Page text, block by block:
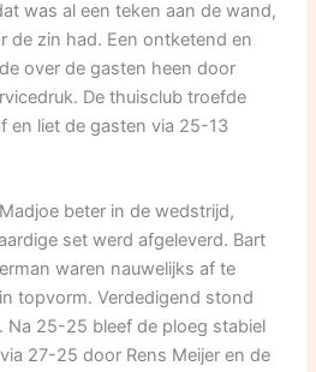
was al een teken aan de wand,
de zin had. Een ontketend en
over de gasten heen door
De thuisclub troefde
en liet de gasten via 25-13
beter in de wedstrijd,
set werd afgeleverd. Bart
waren nauwelijks af te
topvorm. Verdedigend stond
Na 25-25 bleef de ploeg stabiel
27-25 door Rens Meijer en de